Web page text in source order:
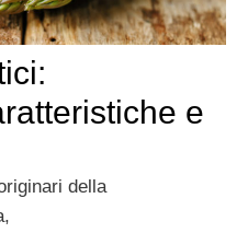
e
della